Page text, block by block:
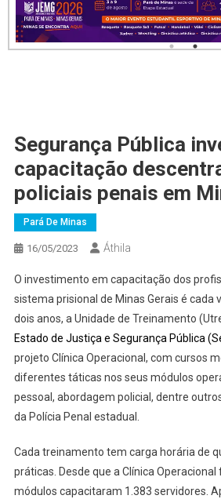
Segurança Pública
capacitação
policiais penais em
Pará De Minas
16/05/2023 Áthila
O investimento em capacitação dos
sistema prisional de Minas Gerais é cada
dois anos, a Unidade de Treinamento
Estado de Justiça e Segurança Pública
projeto Clínica Operacional, com cursos
diferentes táticas nos seus módulos
pessoal, abordagem policial, dentre
da Polícia Penal estadual.
Cada treinamento tem carga horária de
práticas. Desde que a Clínica
módulos capacitaram 1.383 servidores.